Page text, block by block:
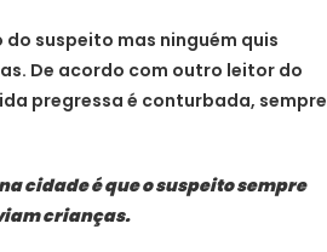
suspeito mas ninguém quis
De acordo com outro leitor do
pregressa é conturbada, sempre
cidade é que o suspeito sempre
crianças.